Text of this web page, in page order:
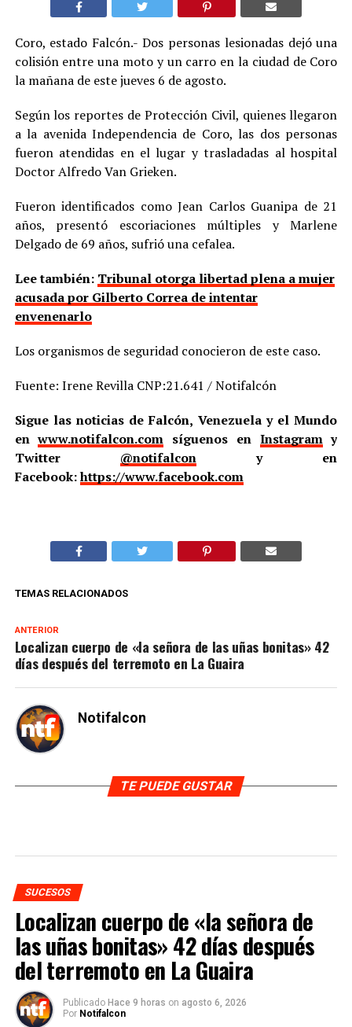
Coro, estado Falcón.- Dos personas lesionadas dejó una
colisión entre una moto y un carro en la ciudad de Coro
la mañana de este jueves 6 de agosto.
Según los reportes de Protección Civil, quienes llegaron
a la avenida Independencia de Coro, las dos personas
fueron atendidas en el lugar y trasladadas al hospital
Doctor Alfredo Van Grieken.
Fueron identificados como Jean Carlos Guanipa de 21
años, presentó escoriaciones múltiples y Marlene
Delgado de 69 años, sufrió una cefalea.
Lee también: Tribunal otorga libertad plena a mujer
acusada por Gilberto Correa de intentar
envenenarlo
Los organismos de seguridad conocieron de este caso.
Fuente: Irene Revilla CNP:21.641 / Notifalcón
Sigue las noticias de Falcón, Venezuela y el Mundo
enwww.notifalcon.com síguenos en Instagramy
Twitter @notifalcony en
Facebook:https://www.facebook.com
TEMAS RELACIONADOS
ANTERIOR
Localizan cuerpo de «la señora de las uñas bonitas» 42
días después del terremoto en La Guaira
Notifalcon
TE PUEDE GUSTAR
SUCESOS
Localizan cuerpo de «la señora de
las uñas bonitas» 42 días después
del terremoto en La Guaira
Publicado Hace 9 horas on agosto 6, 2026
Por Notifalcon